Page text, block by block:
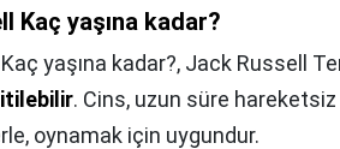
Kaç yaşına kadar?
yaşına kadar?, Jack Russell
. Cins, uzun süre
oynamak için uygundur.